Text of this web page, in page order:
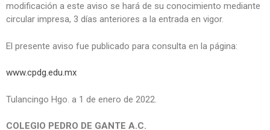
modificación a este aviso se hará de su conocimiento mediante
circular impresa, 3 días anteriores a la entrada en vigor.
El presente aviso fue publicado para consulta en la página:
www.cpdg.edu.mx
Tulancingo Hgo. a 1 de enero de 2022.
COLEGIO PEDRO DE GANTE A.C.